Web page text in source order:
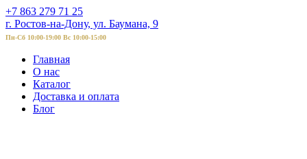
+7 863 279 71 25
г. Ростов-на-Дону, ул. Баумана, 9
Пн-Сб 10:00-19:00 Вс 10:00-15:00
Главная
О нас
Каталог
Доставка и оплата
Блог